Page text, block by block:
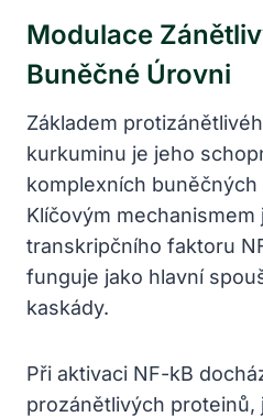
Modulace
Buněčné Úrovni
Základem
kurkuminu je jeho
komplexních buněčných
Klíčovým mechanismem
transkripčního faktoru
funguje jako hlavní
kaskády.
Při aktivaci NF-kB
prozánětlivých proteinů,